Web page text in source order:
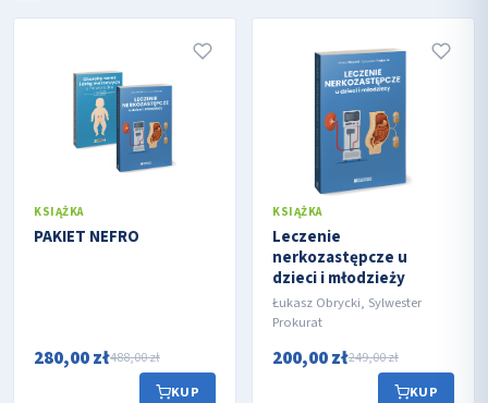
KSIĄŻKA
PAKIET NEFRO
280,00 zł488,00 zł
KUP
KSIĄŻKA
Leczenie
nerkozastępcze u
dzieci i młodzieży
Łukasz Obrycki, Sylwester
Prokurat
200,00 zł249,00 zł
KUP